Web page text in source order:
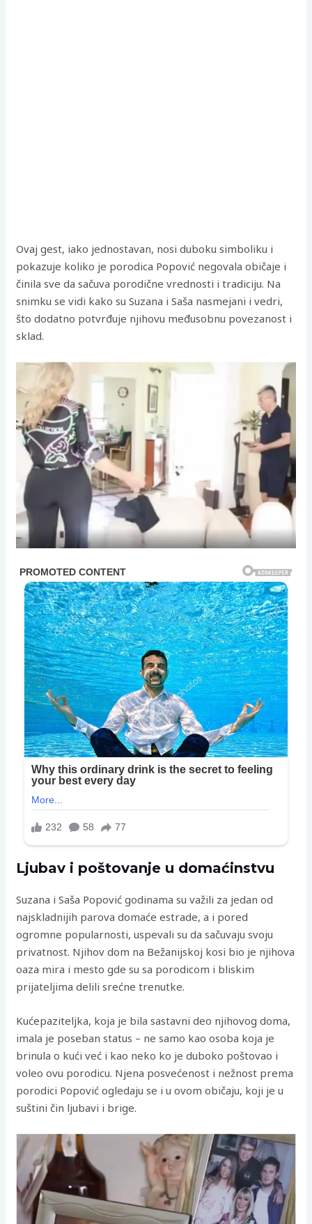
Ovaj gest, iako jednostavan, nosi duboku simboliku i
pokazuje koliko je porodica Popović negovala običaje i
činila sve da sačuva porodične vrednosti i tradiciju. Na
snimku se vidi kako su Suzana i Saša nasmejani i vedri,
što dodatno potvrđuje njihovu međusobnu povezanost i
sklad.
Ljubav i poštovanje u domaćinstvu
Suzana i Saša Popović godinama su važili za jedan od
najskladnijih parova domaće estrade, a i pored
ogromne popularnosti, uspevali su da sačuvaju svoju
privatnost. Njihov dom na Bežanijskoj kosi bio je njihova
oaza mira i mesto gde su sa porodicom i bliskim
prijateljima delili srećne trenutke.
Kućepaziteljka, koja je bila sastavni deo njihovog doma,
imala je poseban status – ne samo kao osoba koja je
brinula o kući već i kao neko ko je duboko poštovao i
voleo ovu porodicu. Njena posvećenost i nežnost prema
porodici Popović ogledaju se i u ovom običaju, koji je u
suštini čin ljubavi i brige.